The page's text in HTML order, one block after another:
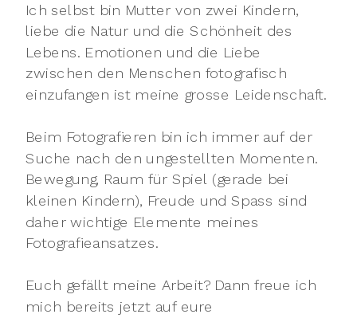
Ich selbst bin Mutter von zwei Kindern,
liebe die Natur und die Schönheit des
Lebens. Emotionen und die Liebe
zwischen den Menschen fotografisch
einzufangen ist meine grosse Leidenschaft.
Beim Fotografieren bin ich immer auf der
Suche nach den ungestellten Momenten.
Bewegung, Raum für Spiel (gerade bei
kleinen Kindern), Freude und Spass sind
daher wichtige Elemente meines
Fotografieansatzes.
Euch gefällt meine Arbeit? Dann freue ich
mich bereits jetzt auf eure